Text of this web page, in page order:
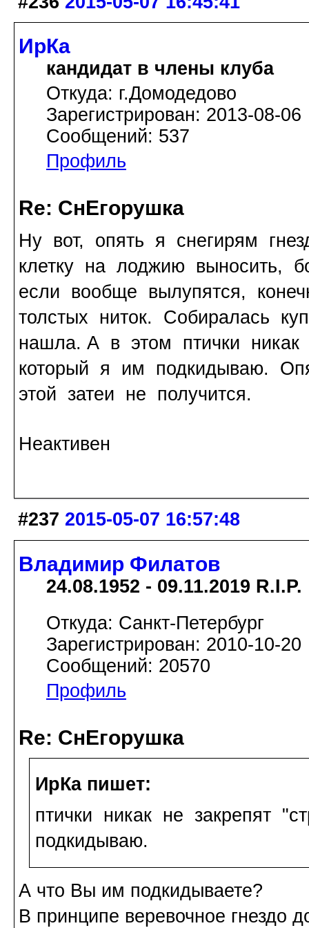
ИрКа
кандидат в члены клуба
Откуда: г.Домодедово
Зарегистрирован: 2013-08-06
Сообщений: 537
Профиль
Re: СнЕгорушка
Ну вот, опять я снегирям
клетку на лоджию выносить,
если вообще вылупятся,
толстых ниток. Собиралась
нашла. А в этом птички никак
который я им подкидываю.
этой затеи не получится.
Неактивен
#237 2015-05-07 16:57:48
Владимир Филатов
24.08.1952 - 09.11.2019 R.I.P.
Откуда: Санкт-Петербург
Зарегистрирован: 2010-10-20
Сообщений: 20570
Профиль
Re: СнЕгорушка
ИрКа пишет:
птички никак не закрепят
подкидываю.
А что Вы им подкидываете?
В принципе веревочное гнездо